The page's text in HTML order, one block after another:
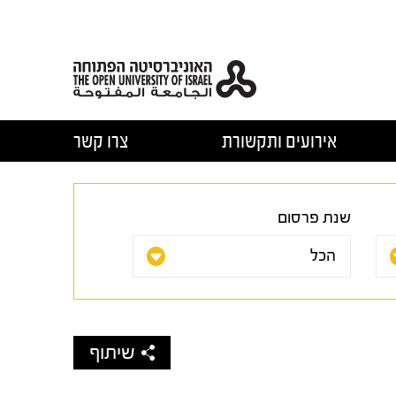
אירועים ותקשורת צרו קשר
שנת פרסום
שיתוף